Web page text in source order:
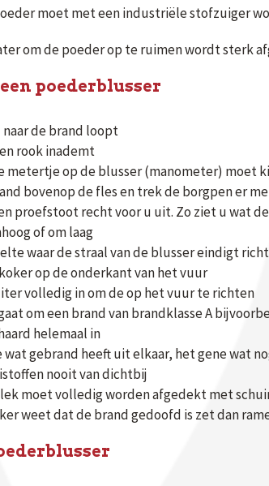
moet met een industriële stofzuiger
om de poeder op te ruimen wordt sterk
poederblusser
naar de brand loopt
rook inademt
metertje op de blusser (manometer) moet
bovenop de fles en trek de borgpen er
proefstoot recht voor u uit. Zo ziet u wat de
of om laag
waar de straal van de blusser eindigt
op de onderkant van het vuur
volledig in om de op het vuur te richten
om een brand van brandklasse A
helemaal in
wat gebrand heeft uit elkaar, het gene wat
nooit van dichtbij
moet volledig worden afgedekt met
weet dat de brand gedoofd is zet dan